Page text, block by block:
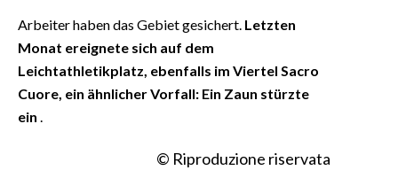
ABBONATI
ANNUNCI
NECROLOGI
Arbeiter haben das Gebiet gesichert. Letzten
Monat ereignete sich auf dem
Leichtathletikplatz, ebenfalls im Viertel Sacro
Cuore, ein ähnlicher Vorfall: Ein Zaun stürzte
ein
© Riproduzione riservata